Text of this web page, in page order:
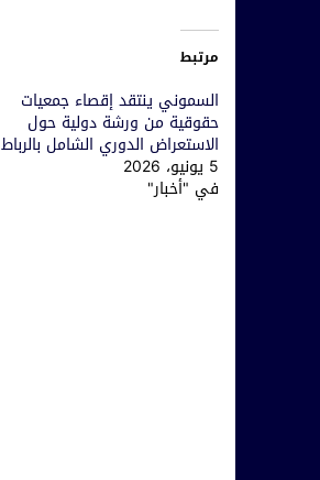
مرتبط
السموني ينتقد إقصاء جمعيات
حقوقية من ورشة دولية حول
الاستعراض الدوري الشامل بالرباط
5 يونيو، 2026
في "أخبار"